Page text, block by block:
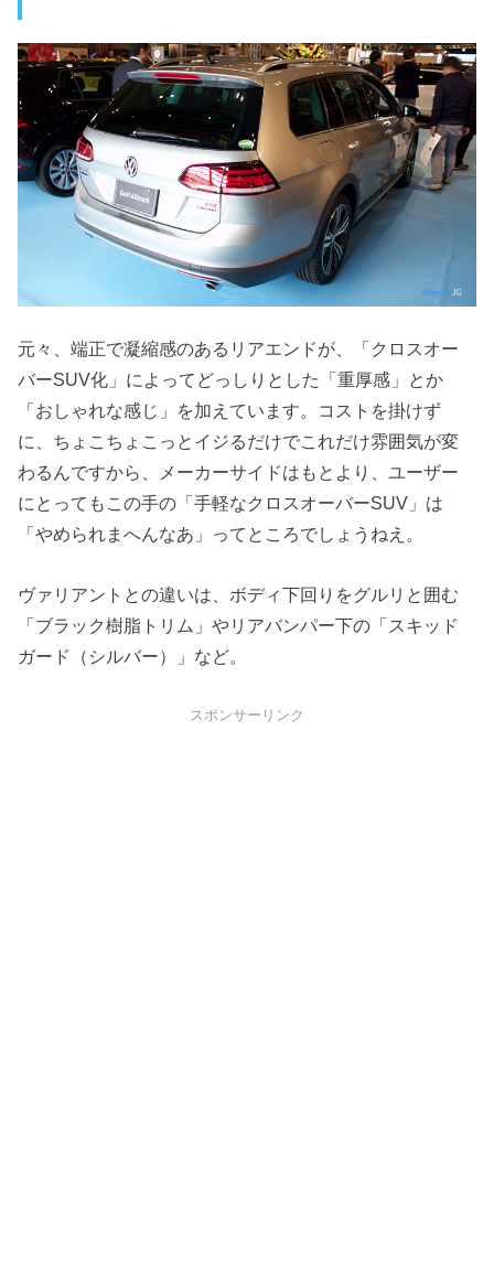
元々、端正で凝縮感のあるリアエンドが、「クロスオー
バーSUV化」によってどっしりとした「重厚感」とか
「おしゃれな感じ」を加えています。コストを掛けず
に、ちょこちょこっとイジるだけでこれだけ雰囲気が変
わるんですから、メーカーサイドはもとより、ユーザー
にとってもこの手の「手軽なクロスオーバーSUV」は
「やめられまへんなあ」ってところでしょうねえ。
ヴァリアントとの違いは、ボディ下回りをグルリと囲む
「ブラック樹脂トリム」やリアバンパー下の「スキッド
ガード（シルバー）」など。
スポンサーリンク